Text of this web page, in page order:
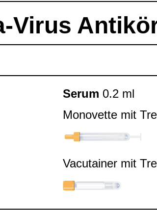
​Virus
Serum 0.2 ml
Mono­vette mit
Vacu­tai­ner mit